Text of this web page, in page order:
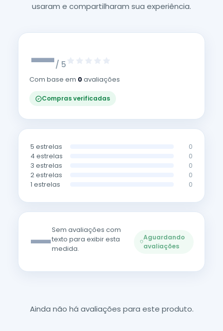
usaram e compartilharam sua experiência.
—/ 5
Com base em 0avaliações
Compras verificadas
5 estrelas 0
4 estrelas 0
3 estrelas 0
2 estrelas 0
1 estrelas 0
—Sem avaliações com
texto para exibir esta
medida.
Aguardando
avaliações
Ainda não há avaliações para este produto.